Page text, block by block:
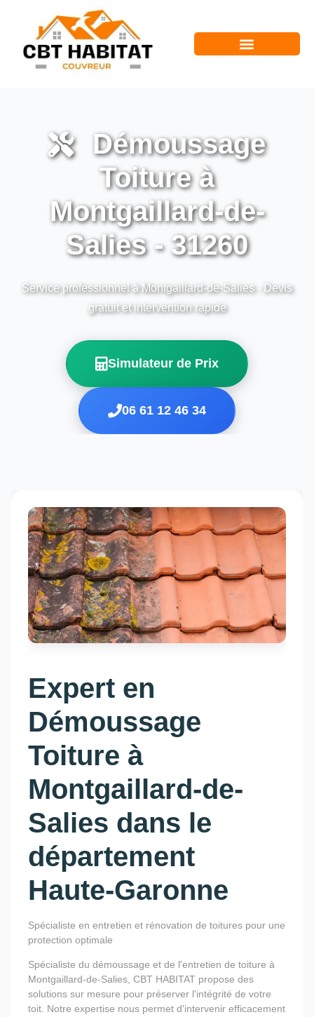
Démoussage
Toiture à
Montgaillard-de-
Salies - 31260
Service professionnel à Montgaillard-de-Salies - Devis
gratuit et intervention rapide
Simulateur de Prix
06 61 12 46 34
Expert en
Démoussage
Toiture à
Montgaillard-de-
Salies dans le
département
Haute-Garonne
Spécialiste en entretien et rénovation de toitures pour une
protection optimale
Spécialiste du démoussage et de l'entretien de toiture à
Montgaillard-de-Salies, CBT HABITAT propose des
solutions sur mesure pour préserver l'intégrité de votre
toit. Notre expertise nous permet d'intervenir efficacement